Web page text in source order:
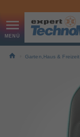
Garten,Haus & Freizeit